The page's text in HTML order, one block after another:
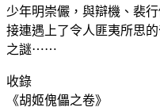
少年明崇儼，與辯機、裴
接連遇上了令人匪夷所思
之謎⋯⋯
收錄
《胡姬傀儡之卷》